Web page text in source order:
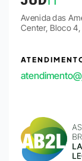
Avenida das
Center, Bloco